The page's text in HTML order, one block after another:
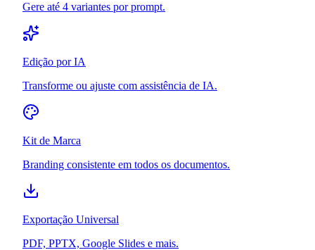
Gere até 4 variantes por prompt.
Edição por IA
Transforme ou ajuste com assistência de IA.
Kit de Marca
Branding consistente em todos os documentos.
Exportação Universal
PDF, PPTX, Google Slides e mais.